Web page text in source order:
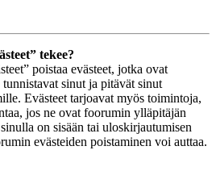
tekee?
poistaa evästeet, jotka ovat
sinut ja pitävät sinut
Evästeet tarjoavat myös toimintoja,
jos ne ovat foorumin ylläpitäjän
on sisään tai uloskirjautumisen
evästeiden poistaminen voi auttaa.